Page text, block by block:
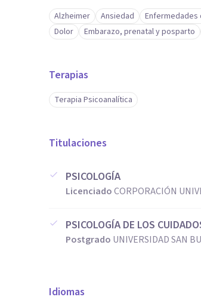
Alzheimer Ansiedad Enfermedades
Dolor
Embarazo, prenatal y posparto
Terapias
Terapia Psicoanalítica
Titulaciones
PSICOLOGÍA
LicenciadoCORPORACIÓN
PSICOLOGÍA DE LOS
Postgrado UNIVERSIDAD SAN
Idiomas